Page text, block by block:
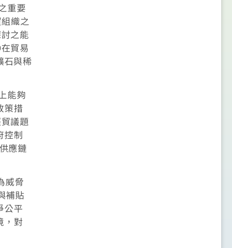
重要
織之
之能
貿易
石與稀
能夠
策措
議題
控制
應鏈
威脅
補貼
公平
，對